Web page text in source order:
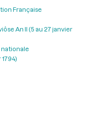
Française
An II (5 au 27 janvier